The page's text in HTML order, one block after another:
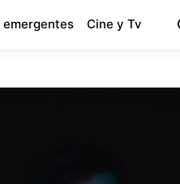
emergentes Cine y Tv